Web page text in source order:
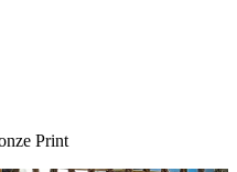
Print